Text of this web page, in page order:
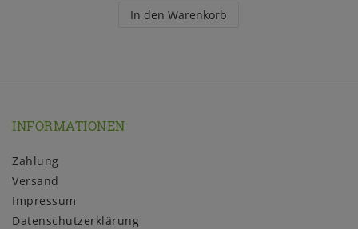
In den Warenkorb
INFORMATIONEN
Zahlung
Versand
Impressum
Daten­schutz­erklärung